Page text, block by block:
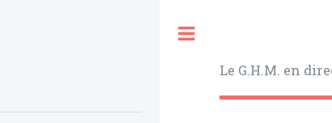
Le G.H.M. en